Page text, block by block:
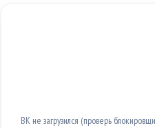
ВК не загрузился (проверь